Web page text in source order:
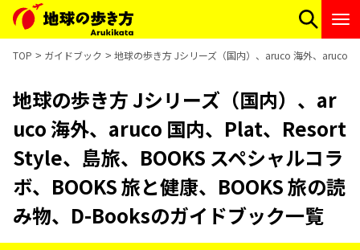
TOP ガイドブック 地球の歩き方 Jシリーズ（国内）、aruco 海外、aruco
地球の歩き方 Jシリーズ（国内）、ar
uco 海外、aruco 国内、Plat、Resort
Style、島旅、BOOKS スペシャルコラ
ボ、BOOKS 旅と健康、BOOKS 旅の読
み物、D-Booksのガイドブック一覧